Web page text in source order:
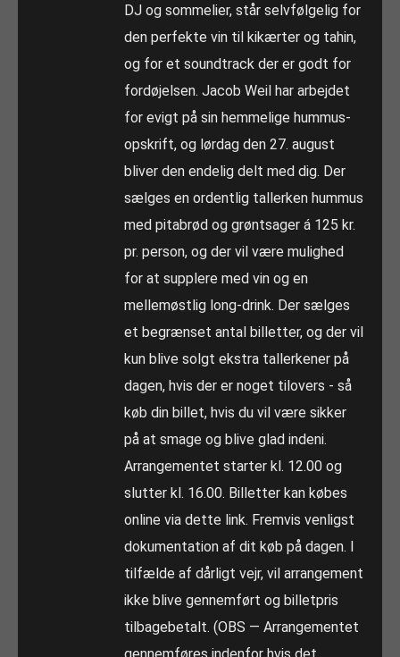
DJ og sommelier, står selvfølgelig for
den perfekte vin til kikærter og tahin,
og for et soundtrack der er godt for
fordøjelsen. Jacob Weil har arbejdet
for evigt på sin hemmelige hummus-
opskrift, og lørdag den 27. august
bliver den endelig delt med dig. Der
sælges en ordentlig tallerken hummus
med pitabrød og grøntsager á 125 kr.
pr. person, og der vil være mulighed
for at supplere med vin og en
mellemøstlig long-drink. Der sælges
et begrænset antal billetter, og der vil
kun blive solgt ekstra tallerkener på
dagen, hvis der er noget tilovers - så
køb din billet, hvis du vil være sikker
på at smage og blive glad indeni.
Arrangementet starter kl. 12.00 og
slutter kl. 16.00. Billetter kan købes
online via dette link. Fremvis venligst
dokumentation af dit køb på dagen. I
tilfælde af dårligt vejr, vil arrangement
ikke blive gennemført og billetpris
tilbagebetalt. (OBS — Arrangementet